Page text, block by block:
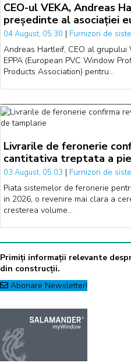
CEO-ul VEKA, Andreas
președinte al asociației
04 August, 05:30 | Furnizori de
Andreas Hartleif, CEO al grupului
EPPA (European PVC Window
Products Association) pentru…
Livrarile de feronerie
cantitativa treptata a
03 August, 05:03 | Furnizori de
Piata sistemelor de feronerie
in 2026, o revenire mai clara a
cresterea volume…
Primiți informații relevante
din construcții.
Abonare Newsletter!